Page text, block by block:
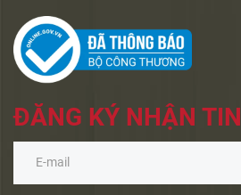
ĐĂNG KÝ NHẬN TIN